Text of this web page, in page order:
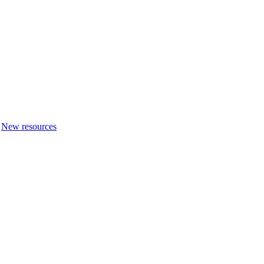
New resources